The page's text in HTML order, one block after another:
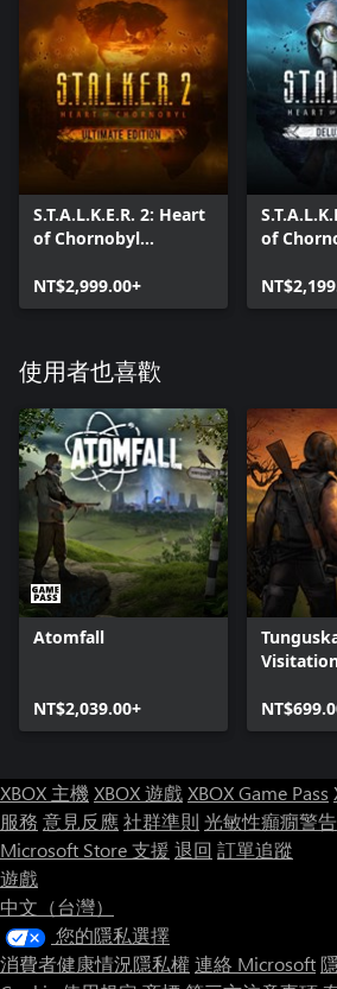
S.T.A.L.K.E.R. 2: Heart
of Chornobyl
NT$2,999.00+
of
使用者也喜歡
Atomfall
NT$2,039.00+
XBOX 主機XBOX 遊戲XBOX Game Pass
服務 意見反應社群準則 光敏性癲癇警告
Microsoft Store 支援 退回 訂單追蹤
遊戲
中文（台灣）
您的隱私選擇
消費者健康情況隱私權 連絡 Microsoft